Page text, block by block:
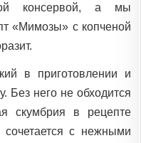
консервой, а мы
«Мимозы» с копченой
в приготовлении и
Без него не обходится
скумбрия в рецепте
с нежными